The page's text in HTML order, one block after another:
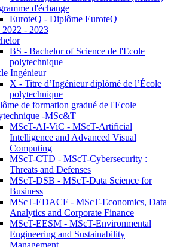
d'échange
EuroteQ - Diplôme EuroteQ
2022 - 2023
BS - Bachelor of Science de l'Ecole
polytechnique
Ingénieur
X - Titre d’Ingénieur diplômé de l’École
polytechnique
de formation gradué de l'Ecole
-MSc&T
MScT-AI-ViC - MScT-Artificial
Intelligence and Advanced Visual
Computing
MScT-CTD - MScT-Cybersecurity :
Threats and Defenses
MScT-DSB - MScT-Data Science for
Business
MScT-EDACF - MScT-Economics, Data
Analytics and Corporate Finance
MScT-EESM - MScT-Environmental
Engineering and Sustainability
Management